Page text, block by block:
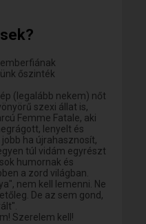
őszinték
(legalább nekem) nőt
szexi állat is,
Femme Fatale, aki
lenyelt és
ha újrahasznosít,
túl vidám egyrészt
humornak és
a zord világban.
nem kell lemenni. Ne
De az sem gond,
Szerelem kell!